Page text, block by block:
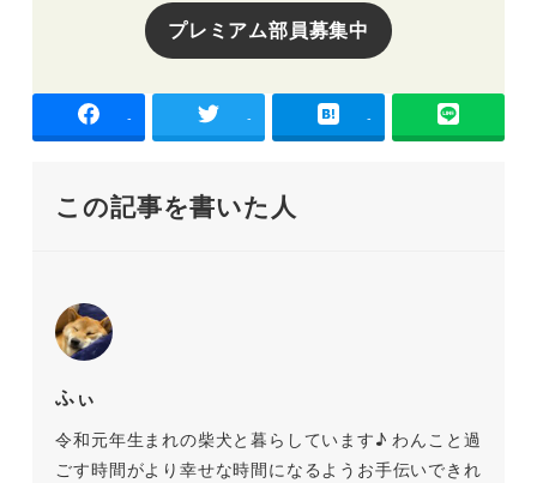
プレミアム部員募集中
- - -
この記事を書いた人
ふぃ
令和元年生まれの柴犬と暮らしています♪ わんこと過
ごす時間がより幸せな時間になるようお手伝いできれ